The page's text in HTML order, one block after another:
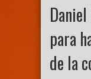
para
de la